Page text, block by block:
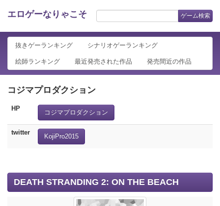
エロゲーなりゃこそ ゲーム検索
抜きゲーランキング シナリオゲーランキング
絵師ランキング 最近発売された作品 発売間近の作品
コジマプロダクション
HP
コジマプロダクション
twitter
KojiPro2015
DEATH STRANDING 2: ON THE BEACH